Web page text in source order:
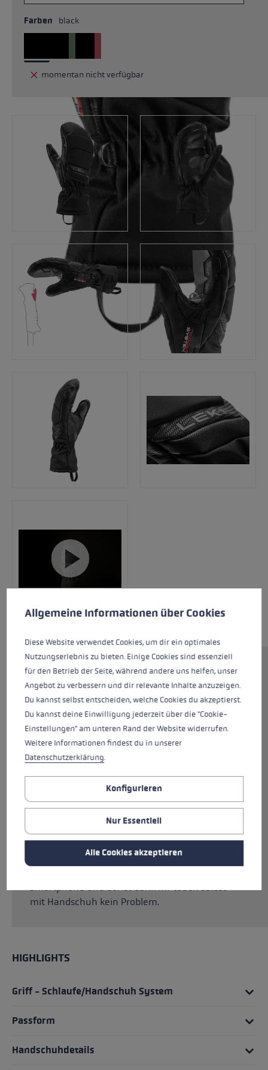
Farben black
momentan nicht verfügbar
Die Fäustlingsvariante Griffin Base 3D Women
Mitt hält deine Hände bei kälteren
Temperaturen optimal warm. Die Außenhand
besteht aus wasserabweisendem Softshell und
Premium Ziegenleder, die Innenhand aus
ultraweichem Schafsleder. Diese Kombination
sorgt für einen angenehmen Tragekomfort
Hyperloft Isolierung, Micro Bemberg und Soft
Plush Futter sind deine Hände optimal vor Kälte
geschützt. Durch das Trigger 3D System kannst
einklicken, hast dann eine direkte Verbindung
zwischen Handschuh und Stock und somit die
Smartphone und Co. ist dank mf touch selbst
mit Handschuh kein Problem.
HIGHLIGHTS
Griff - Schlaufe/Handschuh System
Passform
Handschuhdetails
Cookie-Voreinstellungen
Allgemeine Informationen über Cookies
Diese Website verwendet Cookies, um dir ein optimales
Nutzungserlebnis zu bieten. Einige Cookies sind essenziell
für den Betrieb der Seite, während andere uns helfen, unser
Angebot zu verbessern und dir relevante Inhalte anzuzeigen.
Du kannst selbst entscheiden, welche Cookies du akzeptierst.
Du kannst deine Einwilligung jederzeit über die "Cookie-
Einstellungen" am unteren Rand der Website widerrufen.
Weitere Informationen findest du in unserer
Datenschutzerklärung.
Konfigurieren
Nur Essentiell
Alle Cookies akzeptieren